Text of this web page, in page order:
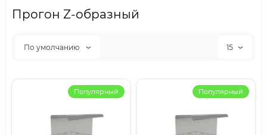
Прогон Z-образный
По умолчанию 15
Популярный Популярный